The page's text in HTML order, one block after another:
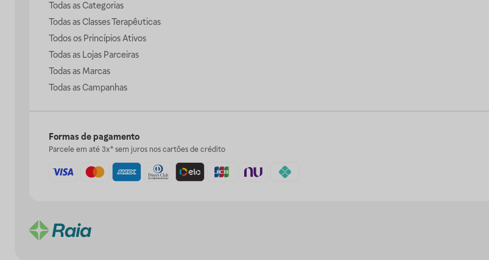
Todas as Categorias
Todas as Classes Terapêuticas
Todos os Princípios Ativos
Todas as Lojas Parceiras
Todas as Marcas
Todas as Campanhas
Formas de pagamento
Parcele em até 3x* sem juros nos cartões de crédito